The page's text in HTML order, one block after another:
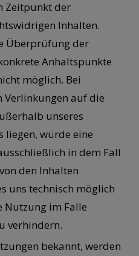
Zeitpunkt der
Inhalten.
Überprüfung der
Anhaltspunkte
möglich. Bei
auf die
unseres
liegen, würde eine
in dem Fall
den Inhalten
uns technisch möglich
Nutzung im Falle
verhindern.
bekannt, werden